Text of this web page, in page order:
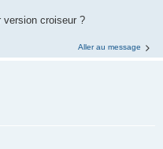
version croiseur ?
Aller au message